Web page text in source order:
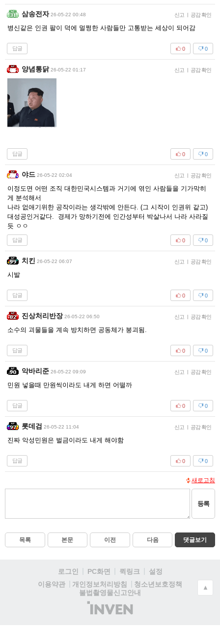
삼송전자 26-05-22 00:48 신고 | 공감 확인
병신같은 인권 팔이 덕에 멀쩡한 사람들만 고통받는 세상이 되어감
답글 0
0
양념통닭 26-05-22 01:17 신고 | 공감 확인
답글 0
0
야드 26-05-22 02:04 신고 | 공감 확인
이정도면 어떤 조직 대한민국시스템과 거기에 엮인 사람들을 기가막히
게 분석해서
나라 없애기위한 공작이라는 생각밖에 안든다. (그 시작이 인권위 같고)
대성공인거같다. 경제가 망하기전에 인간성부터 박살나서 나라 사라질
듯 ㅇㅇ
답글 0
0
치킨 26-05-22 06:07 신고 | 공감 확인
시발
답글 0
0
진상처리반장 26-05-22 06:50 신고 | 공감 확인
소수의 괴물들을 계속 방치하면 공동체가 붕괴됨.
답글 0
0
악바리준 26-05-22 09:09 신고 | 공감 확인
민원 넣을때 만원씩이라도 내게 하면 어떨까
답글 0
0
롯데검 26-05-22 11:04 신고 | 공감 확인
진짜 악성민원은 벌금이라도 내게 해야함
답글 0
0
새로고침
등록
목록 본문 이전 다음 댓글보기
로그인 PC화면 퀵링크
설정
이용약관
개인정보처리방침
청소년보호정책
불법촬영물신고안내
(주)
인
▲